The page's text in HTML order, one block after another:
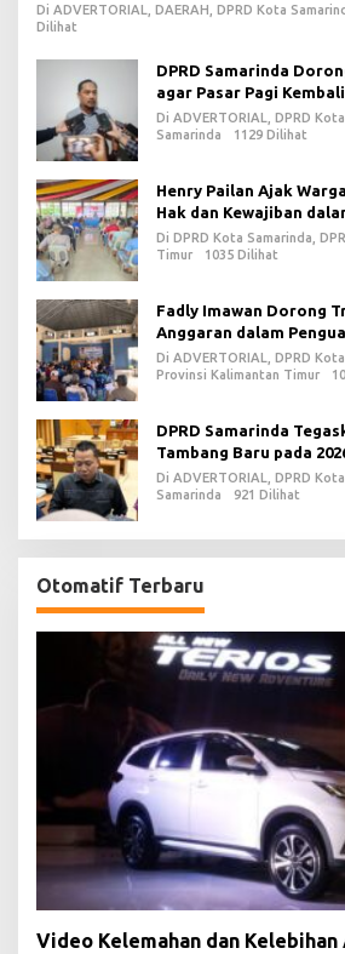
Di ADVERTORIAL, DAERAH, DPRD Kota
Dilihat
DPRD Samarinda
agar Pasar Pagi
Revitalisasi
Di ADVERTORIAL, DPRD
Samarinda
1129 Dilihat
Henry Pailan Ajak
Hak dan Kewajiban
Di DPRD Kota Samarinda,
Timur
1035 Dilihat
Fadly Imawan Dorong
Anggaran dalam
Daerah di PPU
Di ADVERTORIAL, DPRD
Provinsi Kalimantan Timur
DPRD Samarinda
Tambang Baru pada
Di ADVERTORIAL, DPRD
Samarinda
921 Dilihat
Otomatif Terbaru
Video Kelemahan dan